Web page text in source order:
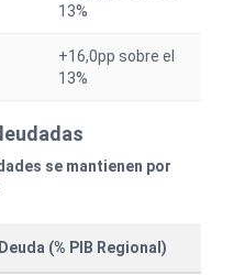
13%
+16,0pp sobre el
13%
se mantienen por
Deuda (% PIB Regional)